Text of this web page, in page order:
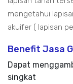
mengetahui
akuifer ( lapisan
Benefit Jasa
Dapat
singkat